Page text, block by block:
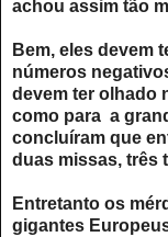
achou assim tão
Bem, eles devem
números
devem ter olhado
como para a
concluíram que
duas missas, três
Entretanto os
gigantes